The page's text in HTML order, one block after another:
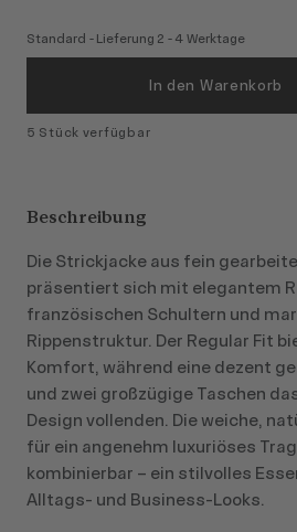
Standard - Lieferung 2 - 4 Werktage
In den Warenkorb
5 Stück verfügbar
Beschreibung
Die Strickjacke aus fein
präsentiert sich mit elegantem
französischen Schultern und
Rippenstruktur. Der Regular Fit
Komfort, während eine dezent
und zwei großzügige Taschen
Design vollenden. Die weiche,
für ein angenehm luxuriöses
kombinierbar – ein stilvolles
Alltags‑ und Business‑Looks.